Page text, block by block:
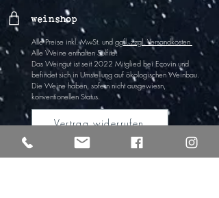
weinshop
Alle Preise inkl. MwSt. und ggfl. zzgl. Versandkosten
Alle Weine enthalten Sulfite.
Das Weingut istseit 2022 Mitglied bei Ecovin und
befindet sich in Umstellung auf ökologischen Weinbau.
Die Weine haben, sofern nicht ausgewiesn,
konventionellen Status.
Vertrag widerrufen
lichti & astroh